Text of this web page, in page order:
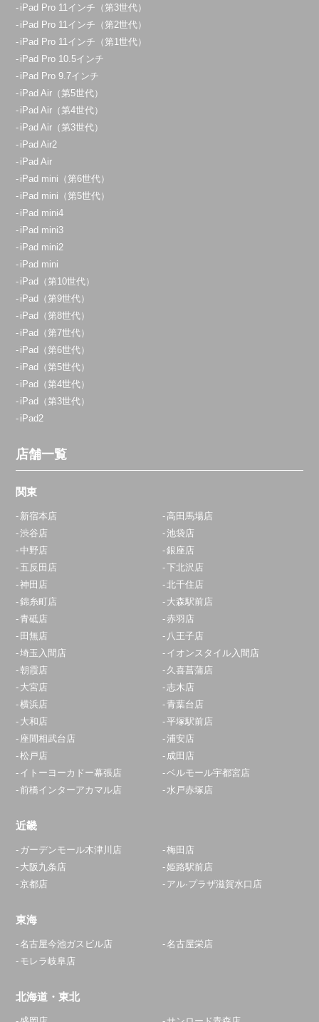
iPad Pro 11インチ（第3世代）
iPad Pro 11インチ（第2世代）
iPad Pro 11インチ（第1世代）
iPad Pro 10.5インチ
iPad Pro 9.7インチ
iPad Air（第5世代）
iPad Air（第4世代）
iPad Air（第3世代）
iPad Air2
iPad Air
iPad mini（第6世代）
iPad mini（第5世代）
iPad mini4
iPad mini3
iPad mini2
iPad mini
iPad（第10世代）
iPad（第9世代）
iPad（第8世代）
iPad（第7世代）
iPad（第6世代）
iPad（第5世代）
iPad（第4世代）
iPad（第3世代）
iPad2
店舗一覧
関東
新宿本店
高田馬場店
渋谷店
池袋店
中野店
銀座店
五反田店
下北沢店
神田店
北千住店
錦糸町店
大森駅前店
青砥店
赤羽店
田無店
八王子店
埼玉入間店
イオンスタイル入間店
朝霞店
久喜菖蒲店
大宮店
志木店
横浜店
青葉台店
大和店
平塚駅前店
座間相武台店
浦安店
松戸店
成田店
イトーヨーカドー幕張店
ベルモール宇都宮店
前橋インターアカマル店
水戸赤塚店
近畿
ガーデンモール木津川店
梅田店
大阪九条店
姫路駅前店
京都店
アル·プラザ滋賀水口店
東海
名古屋今池ガスビル店
名古屋栄店
モレラ岐阜店
北海道・東北